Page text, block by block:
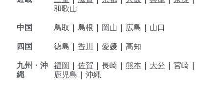
和歌山
中国
鳥取 | 島根 | 岡山 | 広島 | 山口
四国
徳島 | 香川 | 愛媛 | 高知
九州・沖
縄
福岡 | 佐賀 | 長崎 | 熊本 | 大分 | 宮崎 |
鹿児島 | 沖縄